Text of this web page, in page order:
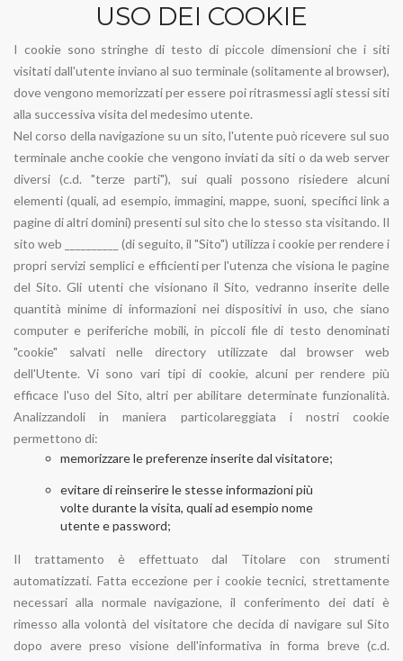
USO DEI COOKIE
I cookie sono stringhe di testo di piccole dimensioni che i siti
visitati dall'utente inviano al suo terminale (solitamente al browser),
dove vengono memorizzati per essere poi ritrasmessi agli stessi siti
alla successiva visita del medesimo utente.
Nel corso della navigazione su un sito, l'utente può ricevere sul suo
terminale anche cookie che vengono inviati da siti o da web server
diversi (c.d. "terze parti"), sui quali possono risiedere alcuni
elementi (quali, ad esempio, immagini, mappe, suoni, specifici link a
pagine di altri domini) presenti sul sito che lo stesso sta visitando. Il
sito web __________ (di seguito, il "Sito") utilizza i cookie per rendere i
propri servizi semplici e efficienti per l'utenza che visiona le pagine
del Sito. Gli utenti che visionano il Sito, vedranno inserite delle
quantità minime di informazioni nei dispositivi in uso, che siano
computer e periferiche mobili, in piccoli file di testo denominati
"cookie" salvati nelle directory utilizzate dal browser web
dell'Utente. Vi sono vari tipi di cookie, alcuni per rendere più
efficace l'uso del Sito, altri per abilitare determinate funzionalità.
Analizzandoli in maniera particolareggiata i nostri cookie
permettono di:
memorizzare le preferenze inserite dal visitatore;
evitare di reinserire le stesse informazioni più
volte durante la visita, quali ad esempio nome
utente e password;
Il trattamento è effettuato dal Titolare con strumenti
automatizzati. Fatta eccezione per i cookie tecnici, strettamente
necessari alla normale navigazione, il conferimento dei dati è
rimesso alla volontà del visitatore che decida di navigare sul Sito
dopo avere preso visione dell'informativa in forma breve (c.d.